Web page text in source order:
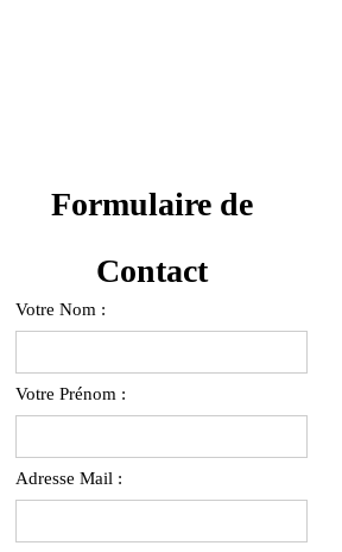
Formulaire de
Contact
Votre Nom :
Votre Prénom :
Adresse Mail :